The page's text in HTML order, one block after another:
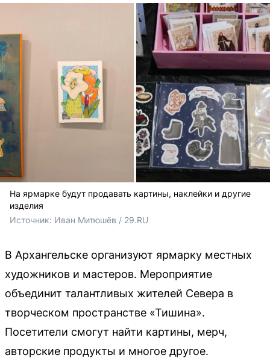
На ярмарке будут продавать картины, наклейки и другие
изделия
Источник: Иван Митюшёв / 29.RU
В Архангельске организуют ярмарку местных
художников и мастеров. Мероприятие
объединит талантливых жителей Севера в
творческом пространстве «Тишина».
Посетители смогут найти картины, мерч,
авторские продукты и многое другое.